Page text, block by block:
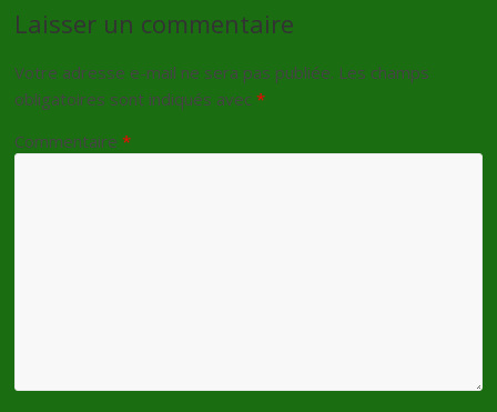
Laisser un commentaire
Votre adresse e-mail ne sera pas publiée. Les champs
obligatoires sont indiqués avec*
Commentaire*